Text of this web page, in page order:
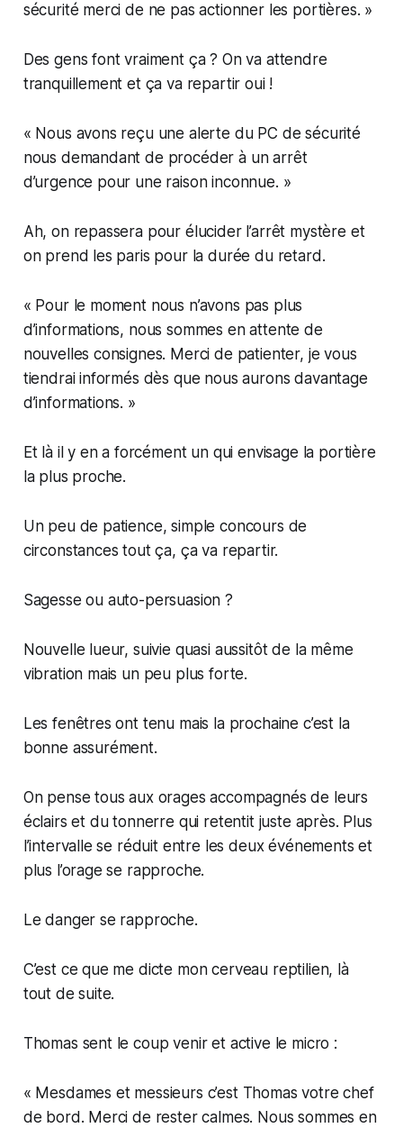
sécurité merci de ne pas actionner les portières. »
Des gens font vraiment ça ? On va attendre
tranquillement et ça va repartir oui !
« Nous avons reçu une alerte du PC de sécurité
nous demandant de procéder à un arrêt
d’urgence pour une raison inconnue. »
Ah, on repassera pour élucider l’arrêt mystère et
on prend les paris pour la durée du retard.
« Pour le moment nous n’avons pas plus
d’informations, nous sommes en attente de
nouvelles consignes. Merci de patienter, je vous
tiendrai informés dès que nous aurons davantage
d’informations. »
Et là il y en a forcément un qui envisage la portière
la plus proche.
Un peu de patience, simple concours de
circonstances tout ça, ça va repartir.
Sagesse ou auto-persuasion ?
Nouvelle lueur, suivie quasi aussitôt de la même
vibration mais un peu plus forte.
Les fenêtres ont tenu mais la prochaine c’est la
bonne assurément.
On pense tous aux orages accompagnés de leurs
éclairs et du tonnerre qui retentit juste après. Plus
l’intervalle se réduit entre les deux événements et
plus l’orage se rapproche.
Le danger se rapproche.
C’est ce que me dicte mon cerveau reptilien, là
tout de suite.
Thomas sent le coup venir et active le micro :
« Mesdames et messieurs c’est Thomas votre chef
de bord. Merci de rester calmes. Nous sommes en